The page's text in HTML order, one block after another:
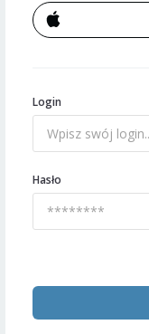
Login
Hasło